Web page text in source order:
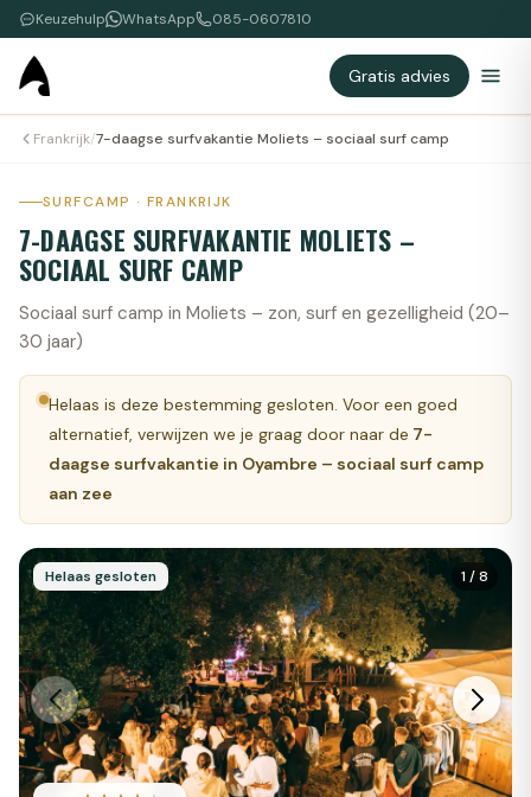
Keuzehulp WhatsApp 085-0607810
Gratis advies
Frankrijk/7-daagse surfvakantie Moliets – sociaal surf camp
SURFCAMP · FRANKRIJK
7-DAAGSE SURFVAKANTIE MOLIETS –
SOCIAAL SURF CAMP
Sociaal surf camp in Moliets – zon, surf en gezelligheid (20–
30 jaar)
Helaas is deze bestemming gesloten. Voor een goed
alternatief, verwijzen we je graag door naar de 7-
daagse surfvakantie in Oyambre – sociaal surf camp
aan zee
Helaas gesloten 1 /8